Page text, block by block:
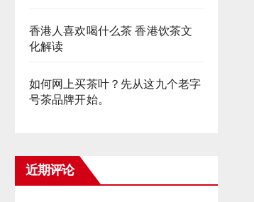
香港人喜欢喝什么茶 香港饮茶文
化解读
如何网上买茶叶？先从这九个老字
号茶品牌开始。
近期评论